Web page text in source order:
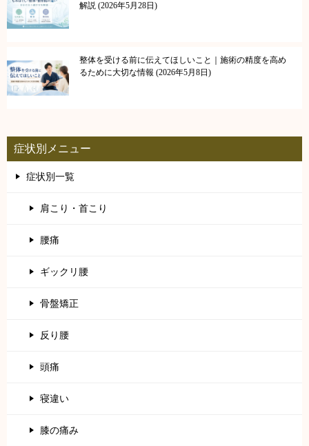
解説 2026年5月28日
整体を受ける前に伝えてほしいこと｜施術の精度を高め
るために大切な情報 2026年5月8日
症状別メニュー
症状別一覧
肩こり・首こり
腰痛
ギックリ腰
骨盤矯正
反り腰
頭痛
寝違い
膝の痛み